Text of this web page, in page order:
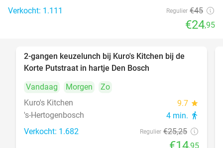
Verkocht: 1.111 Regulier €45
€24,95
2-gangen keuzelunch bij Kuro's Kitchen bij de
Korte Putstraat in hartje Den Bosch
Vandaag
Morgen
Zo
Kuro's Kitchen
9.7 star
's-Hertogenbosch 4 min. directions_walk
Verkocht: 1.682 Regulier €25,25
,95